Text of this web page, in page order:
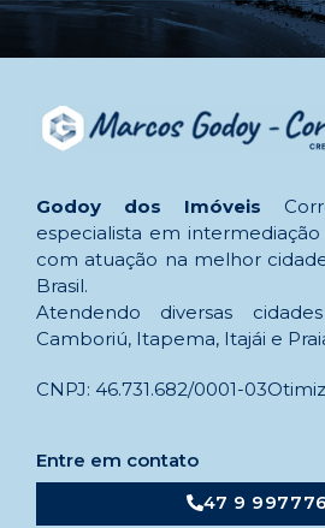
Godoy dos Imóveis
especialista em
com atuação na melhor
Brasil.
Atendendo diversas
Camboriú, Itapema, Itajái e
CNPJ: 46.731.682/0001-03
Entre em contato
47 9